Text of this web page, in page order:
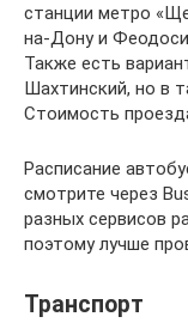
станции метро
на-Дону и
Также есть
Шахтинский, но в
Стоимость
Расписание
смотрите через
разных сервисов
поэтому лучше
Транспорт